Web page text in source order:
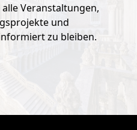
Veranstaltungen,
und
zu bleiben.